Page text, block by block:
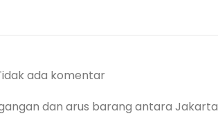
ada komentar
dan arus barang antara Jakarta